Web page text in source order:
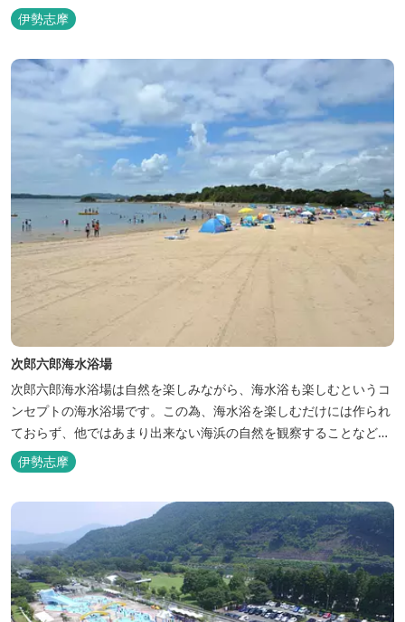
民営施設複数あり 【駐車場】 有(有料) ※民営施設複数あり
伊勢志摩
次郎六郎海水浴場
次郎六郎海水浴場は自然を楽しみながら、海水浴も楽しむというコ
ンセプトの海水浴場です。この為、海水浴を楽しむだけには作られ
ておらず、他ではあまり出来ない海浜の自然を観察することなどが
可能です。 他の海水浴場と違い移動の便利さよりも、自然の保護を
優先させ、4,500ｍを歩けるような海水浴場となっています。他の
海水浴場より比較的に空いていて、穴場となっています。 海水浴場
伊勢志摩